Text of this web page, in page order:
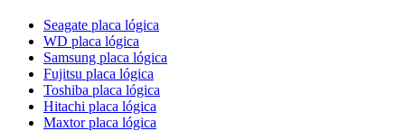
Seagate placa lógica
WD placa lógica
Samsung placa lógica
Fujitsu placa lógica
Toshiba placa lógica
Hitachi placa lógica
Maxtor placa lógica